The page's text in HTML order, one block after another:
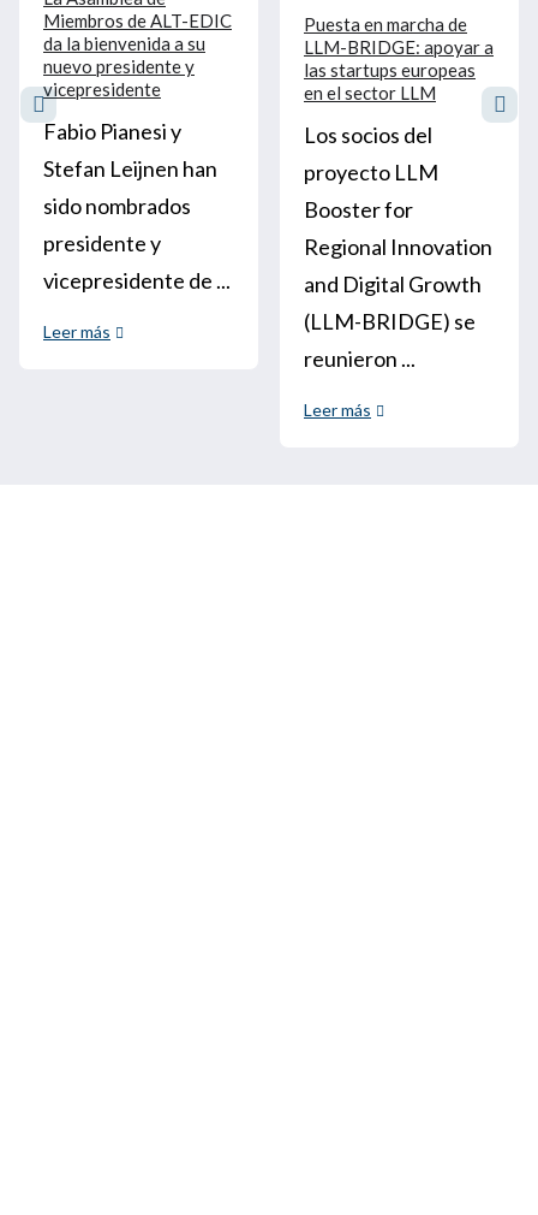
Miembros de ALT-EDIC
da la bienvenida a su
nuevo presidente y
vicepresidente
Fabio Pianesi y
Stefan Leijnen han
sido nombrados
presidente y
vicepresidente de ...
Leer más
Puesta en marcha de
LLM-BRIDGE: apoyar a
las startups europeas
en el sector LLM
Los socios del
proyecto LLM
Booster for
Regional Innovation
and Digital Growth
(LLM-BRIDGE) se
reunieron ...
Leer más